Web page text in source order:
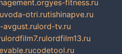
yes-fitness.ru
voda-otri.rutishinapve.ru
avgust.rulord-tv.ru
lordfilm7.rulordfilm13.ru
codetool.ru